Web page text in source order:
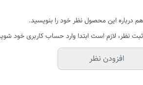
درباره این محصول نظر خود را بنویسید.
نظر، لازم است ابتدا وارد حساب کاربری خود
افزودن نظر